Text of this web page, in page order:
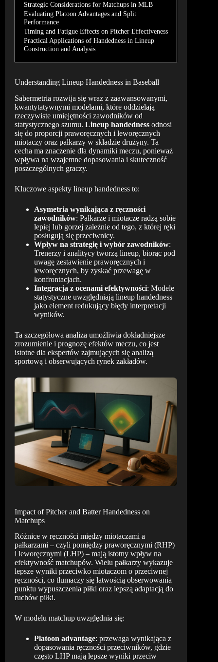
Strategic Considerations for Matchups in MLB
Evaluating Platoon Advantages and Split
Performance
Timing and Fatigue Effects on Pitcher Effectiveness
Practical Applications of Handedness in Lineup
Construction and Analysis
Understanding Lineup Handedness in Baseball
Sabermetria rozwija się wraz z zaawansowanymi,
kwantytatywnymi modelami, które oddzielają
rzeczywiste umiejętności zawodników od
statystycznego szumu. Lineup handedness odnosi
się do proporcji praworęcznych i leworęcznych
miotaczy oraz pałkarzy w składzie drużyny. Ta
cecha ma znaczenie dla dynamiki meczu, ponieważ
wpływa na wzajemne dopasowania i skuteczność
poszczególnych graczy.
Kluczowe aspekty lineup handedness to:
Asymetria wynikająca z ręczności
zawodników: Pałkarze i miotacze radzą sobie
lepiej lub gorzej zależnie od tego, z której ręki
posługują się przeciwnicy.
Wpływ na strategię i wybór zawodników:
Trenerzy i analitycy tworzą lineup, biorąc pod
uwagę zestawienie praworęcznych i
leworęcznych, by zyskać przewagę w
konfrontacjach.
Integracja z ocenami efektywności: Modele
statystyczne uwzględniają lineup handedness
jako element redukujący błędy interpretacji
wyników.
Ta szczegółowa analiza umożliwia dokładniejsze
zrozumienie i prognozę efektów meczu, co jest
istotne dla ekspertów zajmujących się analizą
sportową i obserwujących rynek zakładów.
Impact of Pitcher and Batter Handedness on
Matchups
Różnice w ręczności między miotaczami a
pałkarzami – czyli pomiędzy praworęcznymi (RHP)
i leworęcznymi (LHP) – mają istotny wpływ na
efektywność matchupów. Wielu pałkarzy wykazuje
lepsze wyniki przeciwko miotaczom o przeciwnej
ręczności, co tłumaczy się łatwością obserwowania
punktu wypuszczenia piłki oraz lepszą adaptacją do
ruchów piłki.
W modelu matchup uwzględnia się:
Platoon advantage: przewaga wynikająca z
dopasowania ręczności przeciwników, gdzie
często LHP mają lepsze wyniki przeciw